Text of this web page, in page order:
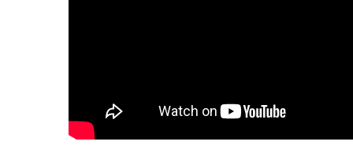
Incarichi e
Quando la robotica